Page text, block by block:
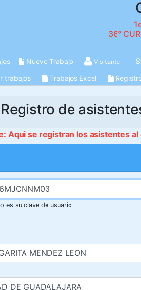
36°
Nuevo Trabajo Visitante
trabajos Trabajos Excel
Registro de
Aqui se registran los asistentes
es su clave de usuario